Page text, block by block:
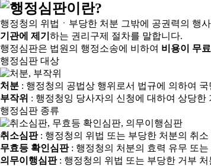
행정청의 위법ㆍ부당한 처분 그밖에 공권력의 행
기관에 제기 하는 권리구제 절차를 말합니다.
행정심판은 법원의 행정소송에 비하여 비용이 무료
행정심판 대상
처분 : 행정청의 공법상 행위로서 법규에 의하여
부작위 : 행정청잉 당사자의 신청에 대하여 상당
행정심판 종류
취소심판: 행정청의 위법 또는 부당한 처분의 취
무효등 확인심판: 행정청의 처분의 효력 유무 또
의무이행심판: 행정청의 위법 또는 부당한 거부